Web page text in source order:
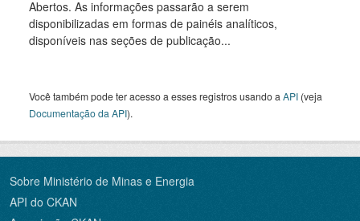
Abertos. As informações passarão a serem
disponibilizadas em formas de painéis analíticos,
disponíveis nas seções de publicação...
Você também pode ter acesso a esses registros usando a API (veja
Documentação da API).
Sobre Ministério de Minas e Energia
API do CKAN